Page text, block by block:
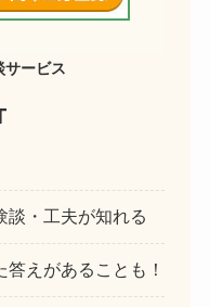
サービス
談・工夫が知れる
えがあることも！